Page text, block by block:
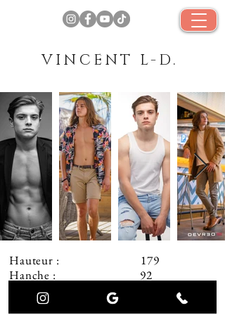
VINCENT L-D.
Hauteur : 179
Hanche : 92
Confection : 38
Cou : 36